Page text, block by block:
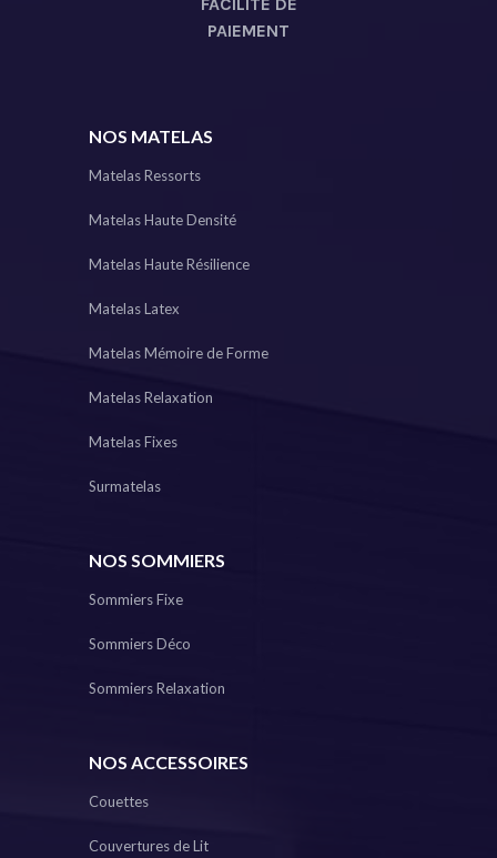
PAIEMENT
NOS MATELAS
Matelas Ressorts
Matelas Haute Densité
Matelas Haute Résilience
Matelas Latex
Matelas Mémoire de Forme
Matelas Relaxation
Matelas Fixes
Surmatelas
NOS SOMMIERS
Sommiers Fixe
Sommiers Déco
Sommiers Relaxation
NOS ACCESSOIRES
Couettes
Couvertures de Lit